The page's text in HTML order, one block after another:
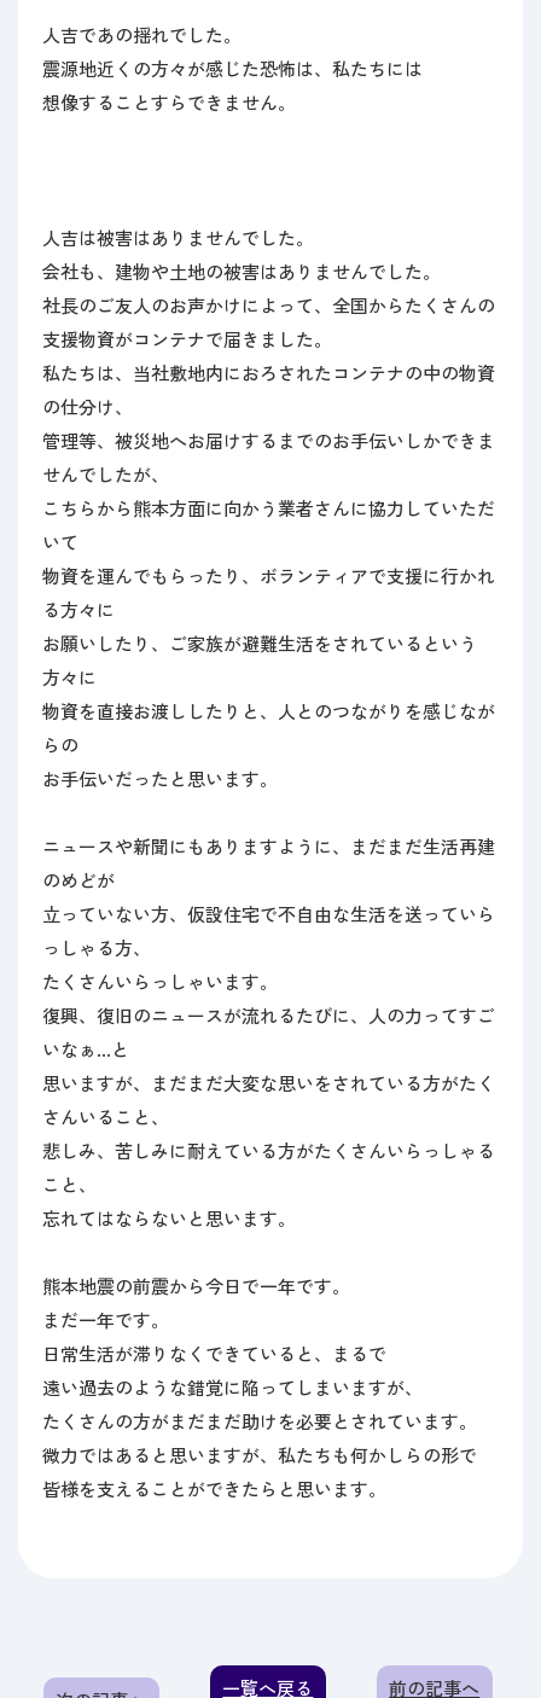
人吉であの揺れでした。
震源地近くの方々が感じた恐怖は、私たちには
想像することすらできません。
人吉は被害はありませんでした。
会社も、建物や土地の被害はありませんでした。
社長のご友人のお声かけによって、全国からたくさんの
支援物資がコンテナで届きました。
私たちは、当社敷地内におろされたコンテナの中の物資
の仕分け、
管理等、被災地へお届けするまでのお手伝いしかできま
せんでしたが、
こちらから熊本方面に向かう業者さんに協力していただ
いて
物資を運んでもらったり、ボランティアで支援に行かれ
る方々に
お願いしたり、ご家族が避難生活をされているという
方々に
物資を直接お渡ししたりと、人とのつながりを感じなが
らの
お手伝いだったと思います。
ニュースや新聞にもありますように、まだまだ生活再建
のめどが
立っていない方、仮設住宅で不自由な生活を送っていら
っしゃる方、
たくさんいらっしゃいます。
復興、復旧のニュースが流れるたびに、人の力ってすご
いなぁ…と
思いますが、まだまだ大変な思いをされている方がたく
さんいること、
悲しみ、苦しみに耐えている方がたくさんいらっしゃる
こと、
忘れてはならないと思います。
熊本地震の前震から今日で一年です。
まだ一年です。
日常生活が滞りなくできていると、まるで
遠い過去のような錯覚に陥ってしまいますが、
たくさんの方がまだまだ助けを必要とされています。
微力ではあると思いますが、私たちも何かしらの形で
皆様を支えることができたらと思います。
一覧へ戻る 前の記事へ